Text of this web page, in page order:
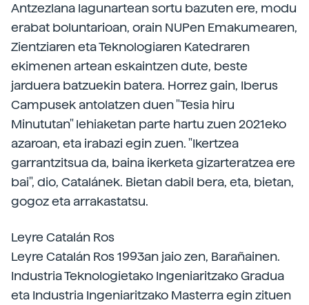
Antzezlana lagunartean sortu bazuten ere, modu
erabat boluntarioan, orain NUPen Emakumearen,
Zientziaren eta Teknologiaren Katedraren
ekimenen artean eskaintzen dute, beste
jarduera batzuekin batera. Horrez gain, Iberus
Campusek antolatzen duen "Tesia hiru
Minututan" lehiaketan parte hartu zuen 2021eko
azaroan, eta irabazi egin zuen. "Ikertzea
garrantzitsua da, baina ikerketa gizarteratzea ere
bai", dio, Catalánek. Bietan dabil bera, eta, bietan,
gogoz eta arrakastatsu.
Leyre Catalán Ros
Leyre Catalán Ros 1993an jaio zen, Barañainen.
Industria Teknologietako Ingeniaritzako Gradua
eta Industria Ingeniaritzako Masterra egin zituen